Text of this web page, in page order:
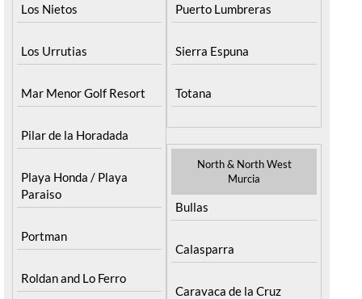
Los Nietos
Los Urrutias
Mar Menor Golf Resort
Pilar de la Horadada
Playa Honda / Playa
Paraiso
Portman
Roldan and Lo Ferro
Puerto Lumbreras
Sierra Espuna
Totana
North & North West
Murcia
Bullas
Calasparra
Caravaca de la Cruz